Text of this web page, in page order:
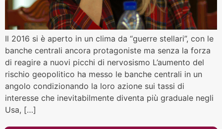
Il 2016 si è aperto in un clima da “guerre stellari”, con le
banche centrali ancora protagoniste ma senza la forza
di reagire a nuovi picchi di nervosismo L’aumento del
rischio geopolitico ha messo le banche centrali in un
angolo condizionando la loro azione sui tassi di
interesse che inevitabilmente diventa più graduale negli
Usa, […]